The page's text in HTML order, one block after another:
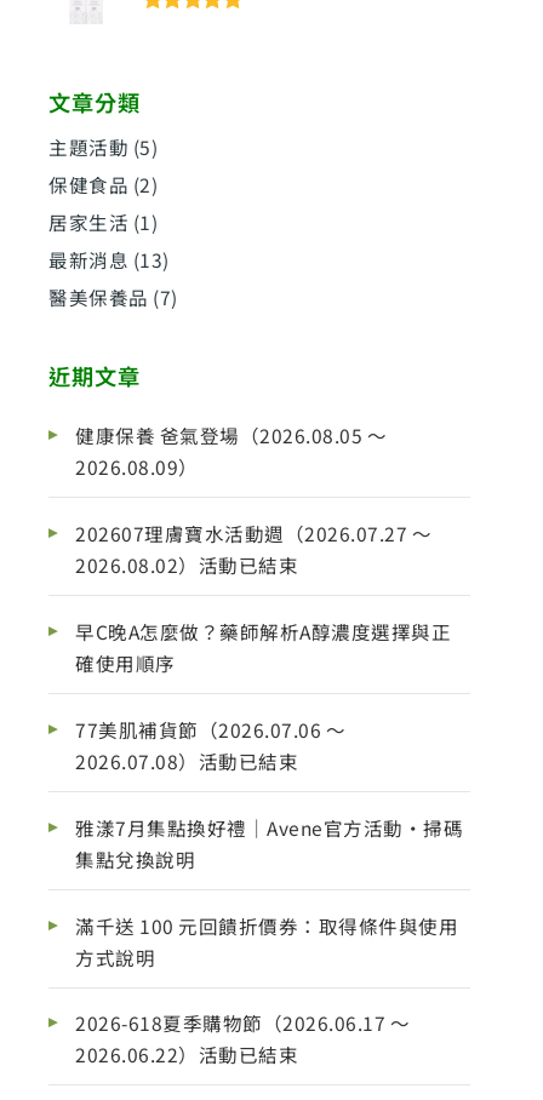
文章分類
主題活動 (5)
保健食品 (2)
居家生活 (1)
最新消息 (13)
醫美保養品 (7)
近期文章
健康保養 爸氣登場（2026.08.05 ～
2026.08.09）
202607理膚寶水活動週（2026.07.27 ～
2026.08.02）活動已結束
早C晚A怎麼做？藥師解析A醇濃度選擇與正
確使用順序
77美肌補貨節（2026.07.06 ～
2026.07.08）活動已結束
雅漾7月集點換好禮｜Avene官方活動・掃碼
集點兌換說明
滿千送 100 元回饋折價券：取得條件與使用
方式說明
2026-618夏季購物節（2026.06.17 ～
2026.06.22）活動已結束